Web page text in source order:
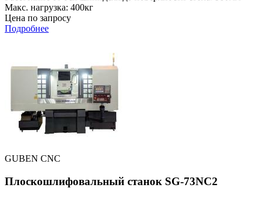
Макс. нагрузка: 400кг
Цена по запросу
Подробнее
GUBEN CNC
Плоскошлифовальный станок SG-73NC2